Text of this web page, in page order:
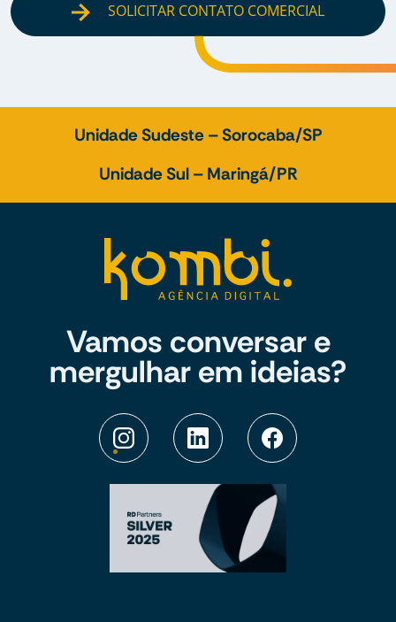
SOLICITAR CONTATO COMERCIAL
Unidade Sudeste – Sorocaba/SP
Unidade Sul – Maringá/PR
Vamos conversar e
mergulhar em ideias?